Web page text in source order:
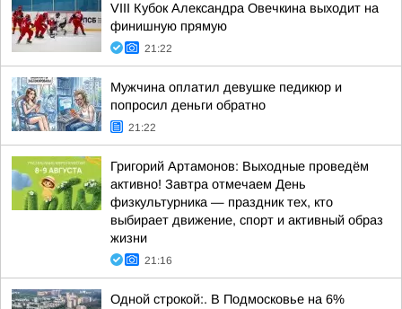
VIII Кубок Александра Овечкина выходит на
финишную прямую
21:22
Мужчина оплатил девушке педикюр и
попросил деньги обратно
21:22
Григорий Артамонов: Выходные проведём
активно! Завтра отмечаем День
физкультурника — праздник тех, кто
выбирает движение, спорт и активный образ
жизни
21:16
Одной строкой:. В Подмосковье на 6%